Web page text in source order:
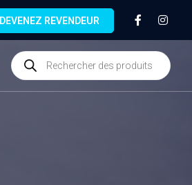
DEVENEZ REVENDEUR